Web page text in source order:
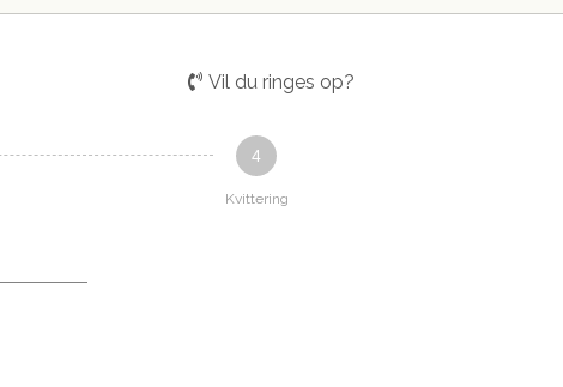
Vil du ringes op?
4
Kvittering